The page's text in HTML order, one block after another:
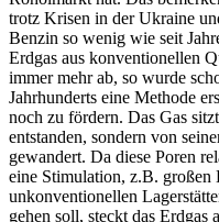
trotz Krisen in der Ukraine
Benzin so wenig wie seit
Erdgas aus konventionellen
immer mehr ab, so wurde
Jahrhunderts eine Methode
noch zu fördern. Das Gas
entstanden, sondern von
gewandert. Da diese Poren
eine Stimulation, z.B.
unkonventionellen
gehen soll, steckt das Erdgas